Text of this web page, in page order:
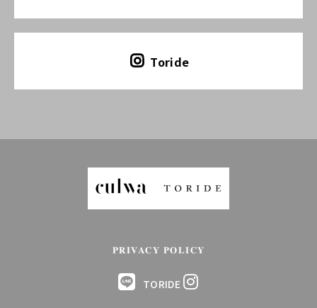
Toride
PRIVACY POLICY
TORIDE